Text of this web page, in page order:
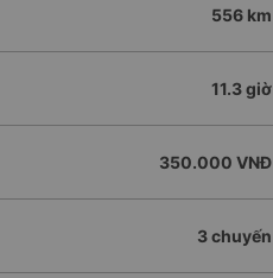
556 km
11.3 giờ
350.000 VNĐ
3 chuyến